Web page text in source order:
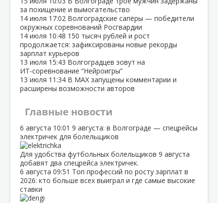
за похищение и вымогательство
14 июля 17:02 Волгоградские сапёры — победители
окружных соревнований Росгвардии
14 июля 10:48 150 тысяч рублей и рост
продолжается: зафиксированы новые рекорды
зарплат курьеров
13 июля 15:43 Волгоградцев зовут на
ИТ‑соревнование “Нейроигры”
13 июля 11:34 В МАХ запущены комментарии и
расширены возможности авторов
Главные новости
6 августа 10:01 9 августа: в Волгограде — спецрейсы
электричек для болельщиков
Для удобства футбольных болельщиков 9 августа
добавят два спецрейса электричек.
6 августа 09:51 Топ профессий по росту зарплат в
2026: кто больше всех выиграл и где самые высокие
ставки